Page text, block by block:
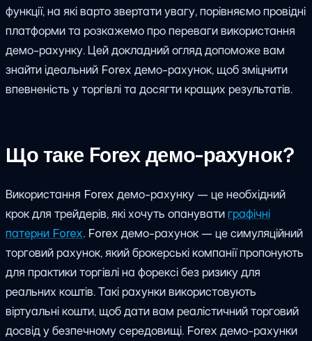
функції, на які варто звертати увагу, порівняємо провідні
платформи та розкажемо про переваги використання
демо-рахунку. Цей докладний огляд допоможе вам
знайти ідеальний Forex демо-рахунок, щоб зміцнити
впевненість у торгівлі та досягти кращих результатів.
Що таке Forex демо-рахунок?
Використання Forex демо-рахунку — це необхідний
крок для трейдерів, які хочуть опануватиграфічні
патерни Forex. Forex демо-рахунок — це симуляційний
торговий рахунок, який брокерські компанії пропонують
для практики торгівлі на форексі без ризику для
реальних коштів. Такі рахунки використовують
віртуальні кошти, щоб дати вам реалістичний торговий
досвід у безпечному середовищі. Forex демо-рахунки